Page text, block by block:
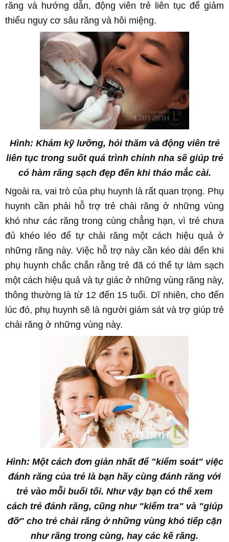
răng và hướng dẫn, động viên trẻ liên tục để giảm
thiểu nguy cơ sâu răng và hôi miệng.
Hình: Khám kỹ lưỡng, hỏi thăm và động viên trẻ
liên tục trong suốt quá trình chỉnh nha sẽ giúp trẻ
có hàm răng sạch đẹp đến khi tháo mắc cài.
Ngoài ra, vai trò của phụ huynh là rất quan trọng. Phụ
huynh cần phải hỗ trợ trẻ chải răng ở những vùng
khó như các răng trong cùng chẳng hạn, vì trẻ chưa
đủ khéo léo để tự chải răng một cách hiệu quả ở
những răng này. Việc hỗ trợ này cần kéo dài đến khi
phụ huynh chắc chắn rằng trẻ đã có thể tự làm sạch
một cách hiệu quả và tự giác ở những vùng răng này,
thông thường là từ 12 đến 15 tuổi. Dĩ nhiên, cho đến
lúc đó, phụ huynh sẽ là người giám sát và trợ giúp trẻ
chải răng ở những vùng này.
Hình: Một cách đơn giản nhất để "kiểm soát" việc
đánh răng của trẻ là bạn hãy cùng đánh răng với
trẻ vào mỗi buổi tối. Như vậy bạn có thể xem
cách trẻ đánh răng, cũng như "kiểm tra" và "giúp
đỡ" cho trẻ chải răng ở những vùng khó tiếp cận
như răng trong cùng, hay các kẽ răng.